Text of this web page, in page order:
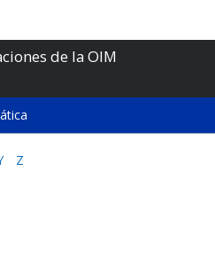
de la OIM
Z